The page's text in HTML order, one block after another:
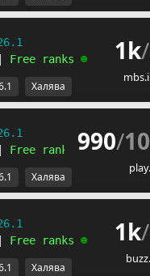
Free ranks ☻ 1k/
Халява
Free ranks ☻
990/
Халява
Free ranks ☻ 1k/
Халява